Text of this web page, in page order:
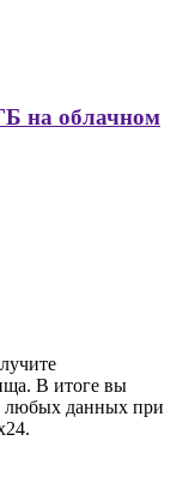
на облачном
В итоге вы
любых данных при